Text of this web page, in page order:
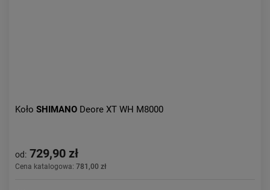
Koło SHIMANO Deore XT WH M8000
od: 729,90 zł
Cena katalogowa: 781,00 zł